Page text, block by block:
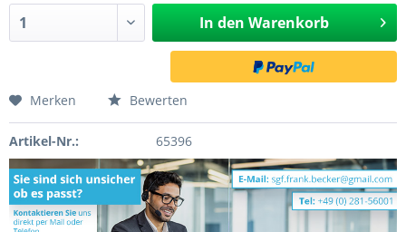
In den Warenkorb
Merken Bewerten
Artikel-Nr.: 65396